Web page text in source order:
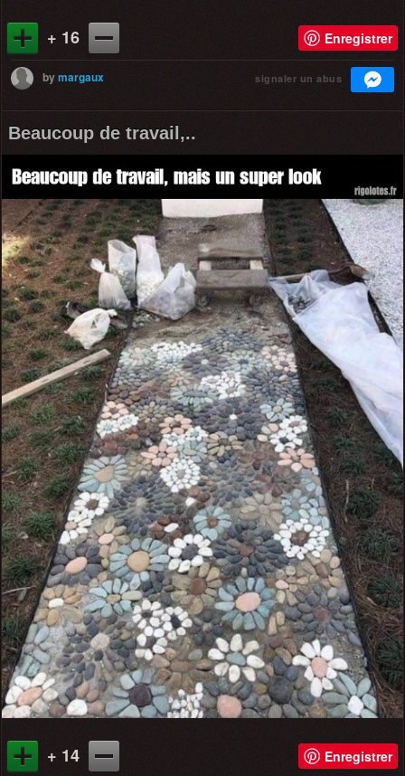
+ 16 Enregistrer
bymargaux signaler un abus
Beaucoup de travail,..
+ 14 Enregistrer